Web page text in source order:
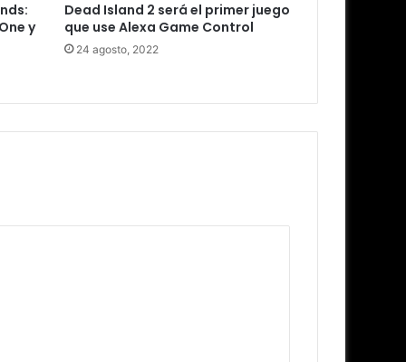
y
Dead Island 2 será el primer juego
que use Alexa Game Control
24 agosto, 2022